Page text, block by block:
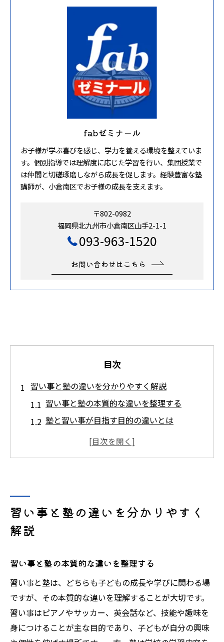
fabゼミナール
お子様が学ぶ喜びを感じ、学力を養える環境を整えていま
す。個別指導では理解度に応じた学習を行い、集団授業で
は仲間と切磋琢磨しながら成長を促します。経験豊富な塾
講師が、小倉南区でお子様の成長を支えます。
〒802-0982
福岡県北九州市小倉南区山手2-1-1
093-963-1520
お問い合わせはこちら
目次
習い事と塾の違いを分かりやすく解説
習い事と塾の本質的な違いを整理する
塾と習い事が目指す目的の違いとは
文部科学省調査から見る塾と習い事の特徴
子どもに最適な塾選びの着眼点を解説
塾の指導方法や授業形態ごとの違い
塾の口コミや評判を活用する方法
習い事と塾の両立が可能な学び方とは
習い事と塾を両立させるための工夫
塾と習い事のスケジュールの立て方
習い事と塾の違いを分かりやすく
解説
習い事と塾の本質的な違いを整理する
習い事と塾は、どちらも子どもの成長や学びに関わる場
ですが、その本質的な違いを理解することが大切です。
習い事はピアノやサッカー、英会話など、技能や趣味を
身につけることが主な目的であり、子どもが自分の興味